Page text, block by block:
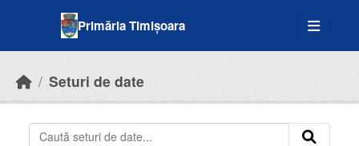
Primăria Timișoara
Seturi de date